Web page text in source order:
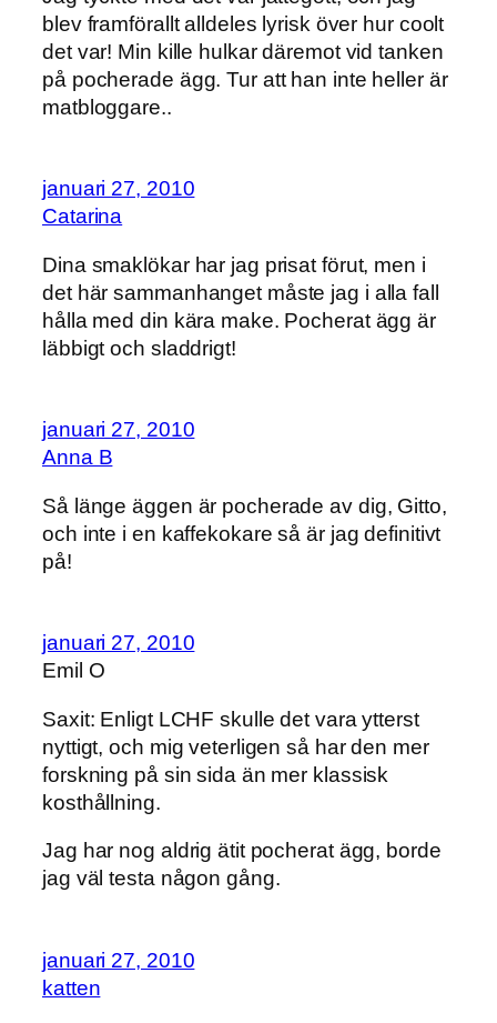
blev framförallt alldeles lyrisk över hur coolt
det var! Min kille hulkar däremot vid tanken
på pocherade ägg. Tur att han inte heller är
matbloggare..
januari 27, 2010
Catarina
Dina smaklökar har jag prisat förut, men i
det här sammanhanget måste jag i alla fall
hålla med din kära make. Pocherat ägg är
läbbigt och sladdrigt!
januari 27, 2010
Anna B
Så länge äggen är pocherade av dig, Gitto,
och inte i en kaffekokare så är jag definitivt
på!
januari 27, 2010
Emil O
Saxit: Enligt LCHF skulle det vara ytterst
nyttigt, och mig veterligen så har den mer
forskning på sin sida än mer klassisk
kosthållning.
Jag har nog aldrig ätit pocherat ägg, borde
jag väl testa någon gång.
januari 27, 2010
katten